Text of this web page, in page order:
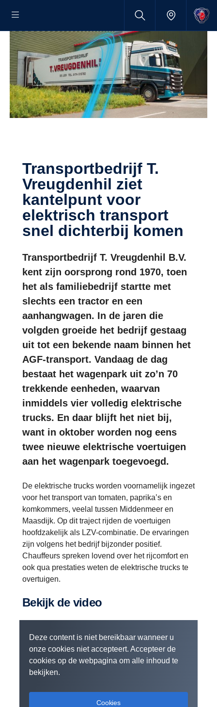
Transportbedrijf T.
Vreugdenhil ziet
kantelpunt voor
elektrisch transport
snel dichterbij komen
Transportbedrijf T. Vreugdenhil B.V.
kent zijn oorsprong rond 1970, toen
het als familiebedrijf startte met
slechts een tractor en een
aanhangwagen. In de jaren die
volgden groeide het bedrijf gestaag
uit tot een bekende naam binnen het
AGF-transport. Vandaag de dag
bestaat het wagenpark uit zo’n 70
trekkende eenheden, waarvan
inmiddels vier volledig elektrische
trucks. En daar blijft het niet bij,
want in oktober worden nog eens
twee nieuwe elektrische voertuigen
aan het wagenpark toegevoegd.
De elektrische trucks worden voornamelijk ingezet
voor het transport van tomaten, paprika’s en
komkommers, veelal tussen Middenmeer en
Maasdijk. Op dit traject rijden de voertuigen
hoofdzakelijk als LZV-combinatie. De ervaringen
zijn volgens het bedrijf bijzonder positief.
Chauffeurs spreken lovend over het rijcomfort en
ook qua prestaties weten de elektrische trucks te
overtuigen.
Bekijk de video
Deze content is niet bereikbaar wanneer u
onze cookies niet accepteert. Accepteer de
cookies op de webpagina om alle inhoud te
bekijken.
Cookies